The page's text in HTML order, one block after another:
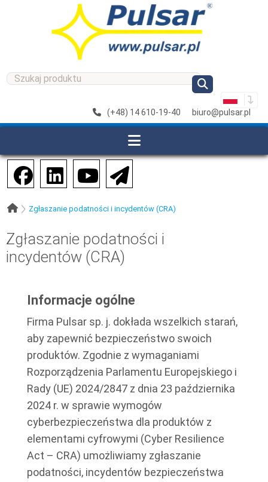
(+48) 14 610-19-40 biuro@pulsar.pl
Zgłaszanie podatności i incydentów (CRA)
Zgłaszanie podatności i
incydentów (CRA)
Informacje ogólne
Firma Pulsar sp. j. dokłada wszelkich starań,
aby zapewnić bezpieczeństwo swoich
produktów. Zgodnie z wymaganiami
Rozporządzenia Parlamentu Europejskiego i
Rady (UE) 2024/2847 z dnia 23 października
2024 r. w sprawie wymogów
cyberbezpieczeństwa dla produktów z
elementami cyfrowymi (Cyber Resilience
Act – CRA) umożliwiamy zgłaszanie
podatności, incydentów bezpieczeństwa